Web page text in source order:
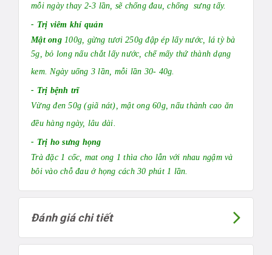
mỗi ngày thay 2-3 lần, sẽ chống đau, chống sưng tấy.
- Trị viêm khí quản
Mật ong100g, gừng tươi 250g đập ép lấy nước, lá tỳ bà
5g, bỏ long nấu chắt lấy nước, chế mấy thứ thành dạng
kem. Ngày uống 3 lần, mỗi lần 30- 40g.
- Trị bệnh trĩ
Vừng đen 50g (giã nát), mật ong 60g, nấu thành cao ăn
đều hàng ngày, lâu dài.
- Trị ho sưng họng
Trà đặc 1 cốc, mat ong 1 thìa cho lẫn với nhau ngậm và
bôi vào chỗ đau ở họng cách 30 phút 1 lần.
Đánh giá chi tiết